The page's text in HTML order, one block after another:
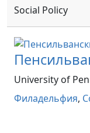
Social Policy
University of
Филадельфия,